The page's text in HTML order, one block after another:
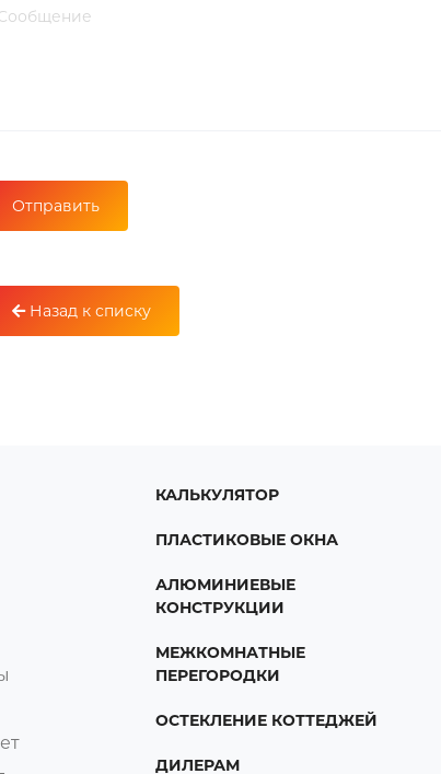
Назад к списку
КАЛЬКУЛЯТОР
ПЛАСТИКОВЫЕ ОКНА
АЛЮМИНИЕВЫЕ
КОНСТРУКЦИИ
МЕЖКОМНАТНЫЕ
ПЕРЕГОРОДКИ
ОСТЕКЛЕНИЕ КОТТЕДЖЕЙ
ДИЛЕРАМ